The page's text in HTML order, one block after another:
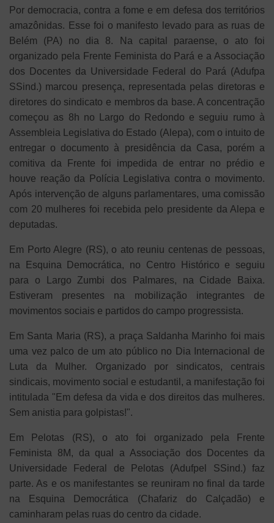
Por democracia, contra a fome e em defesa dos territórios
amazônidas. Esse foi o manifesto levado para as ruas de
Belém (PA) no dia 8. Na capital paraense, o ato foi
organizado pela Frente Feminista do Pará e a Associação
dos Docentes da Universidade Federal do Pará (Adufpa
SSind.) marcou presença, representada pelas diretoras e
diretores do sindicato e membros da base. A concentração
começou as 8h no Largo do Redondo e seguiu rumo à
Assembleia Legislativa do Estado (Alepa), com o intuito de
entregar o documento à presidência da Casa, porém a
comitiva da Frente foi impedida de entrar no prédio e
houve reação da Polícia Legislativa contra o movimento.
Após intervenção de alguns parlamentares, uma comissão
com 20 mulheres foi recebida pelo presidente da Alepa e
deputadas.
Em Porto Alegre (RS), o ato reuniu centenas de pessoas,
na Esquina Democrática, no Centro Histórico e seguiu
para o Largo Zumbi dos Palmares, na Cidade Baixa.
Estiveram presentes na mobilização integrantes de
movimentos sociais e partidos do campo progressista.
Em Santa Maria (RS), a praça Saldanha Marinho foi mais
uma vez palco de um ato público no Dia Internacional de
Luta da Mulher. Organizado por sindicatos, centrais
sindicais, movimento social e estudantil, a manifestação foi
intitulada "Em defesa da vida e dos direitos das mulheres.
Sem anistia para golpistas!".
Em Pelotas (RS), o ato foi organizado pela Frente
Feminista 8M, da qual a Associação dos Docentes da
Universidade Federal de Pelotas (Adufpel SSind.) faz
parte. As e os manifestantes se reuniram no final da tarde
na Esquina Democrática (Chafariz do Calçadão) e
caminharam pelas ruas do centro da cidade.